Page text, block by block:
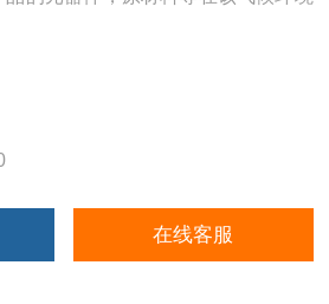
在线客服